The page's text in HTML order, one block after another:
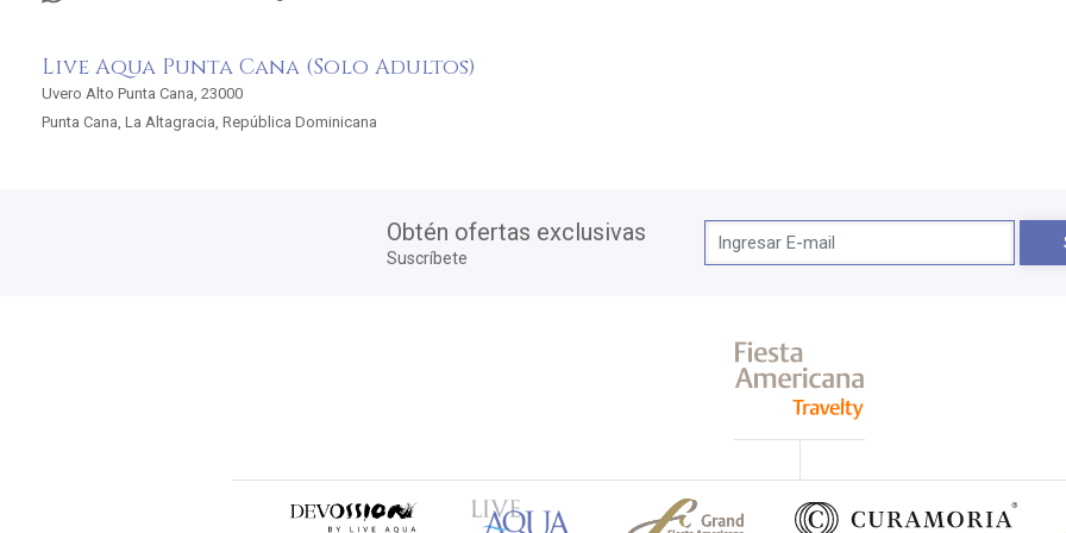
Live Aqua Punta Cana (Solo Adultos)
Uvero Alto Punta Cana, 23000
Punta Cana, La Altagracia, República Dominicana
Obtén ofertas exclusivas
Suscríbete